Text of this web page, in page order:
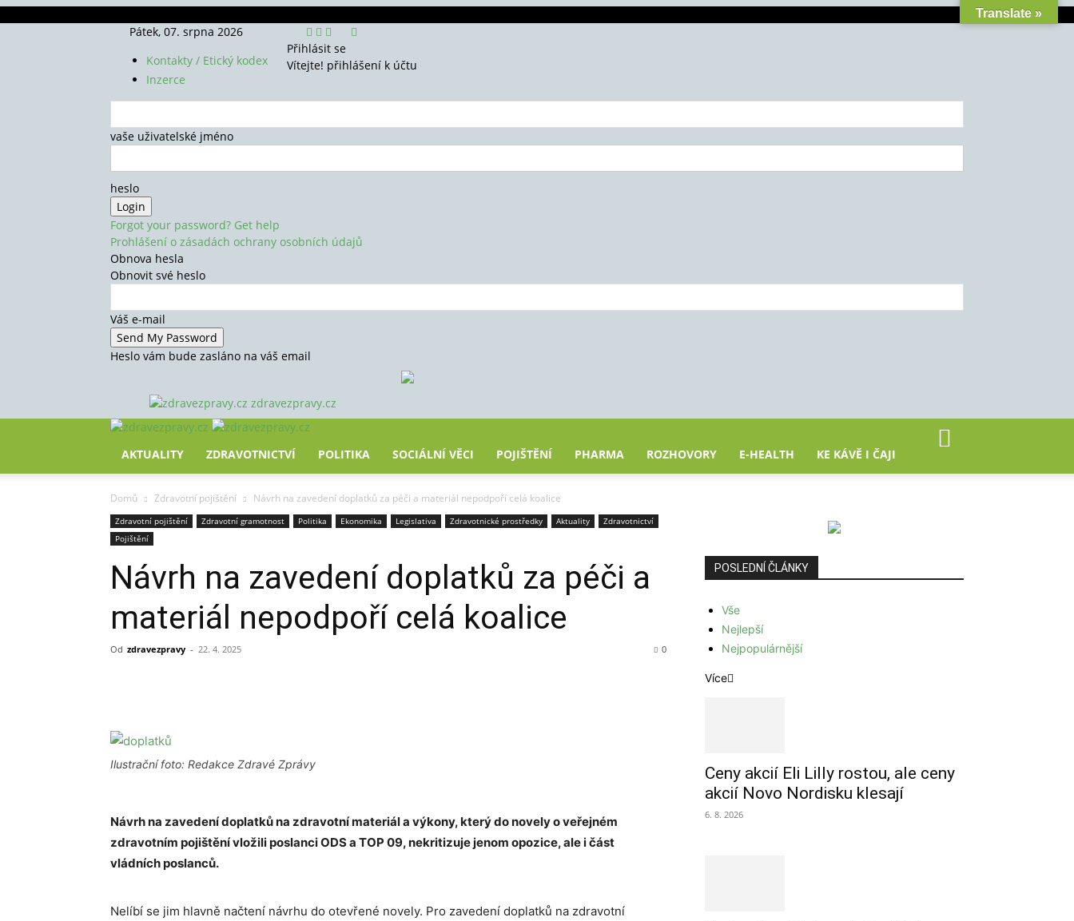
Pátek, 07. srpna 2026
Kontakty / Etický kodex
Inzerce
Přihlásit se
Vítejte! přihlášení k účtu
vaše uživatelské jméno
heslo
Forgot your password? Get help
Prohlášení o zásadách ochrany osobních údajů
Obnova hesla
Obnovit své heslo
Váš e-mail
Heslo vám bude zasláno na váš email
zdravezpravy.cz
AKTUALITY ZDRAVOTNICTVÍ POLITIKA SOCIÁLNÍ VĚCI POJIŠTĚNÍ PHARMA ROZHOVORY E-HEALTH KE KÁVĚ I ČAJI
Domů Zdravotní pojištění Návrh na zavedení doplatků za péči a materiál nepodpoří celá koalice
Zdravotní pojištění Zdravotní gramotnost Politika Ekonomika Legislativa Zdravotnické prostředky Aktuality
Zdravotnictví
Pojištění
Návrh na zavedení doplatků za péči a
materiál nepodpoří celá koalice
Od zdravezpravy - 22. 4. 2025 0
Ilustrační foto: Redakce Zdravé Zprávy
Návrh na zavedení doplatků na zdravotní materiál a výkony, který do novely o veřejném
zdravotním pojištění vložili poslanci ODS a TOP 09, nekritizuje jenom opozice, ale i část
vládních poslanců.
Nelíbí se jim hlavně načtení návrhu do otevřené novely. Pro zavedení doplatků na zdravotní
POSLEDNÍ ČLÁNKY
Vše
Nejlepší
Nejpopulárnější
Více
Ceny akcií Eli Lilly rostou, ale ceny
akcií Novo Nordisku klesají
6. 8. 2026
Translate »